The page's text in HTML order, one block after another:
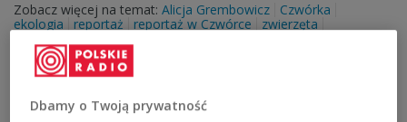
Zobacz więcej na temat: Alicja Grembowicz
Czwórka
ekologia
reportaż reportaż w Czwórce
zwierzęta
Dbamy o Twoją prywatność